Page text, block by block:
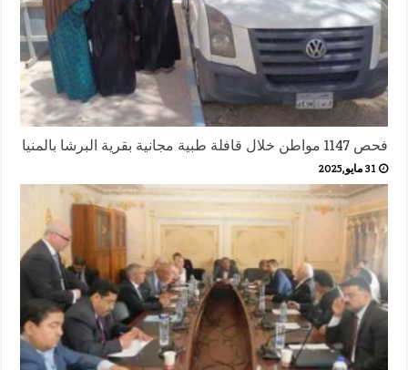
فحص 1147 مواطن خلال قافلة طبية مجانية بقرية البرشا بالمنيا
31 مايو,2025